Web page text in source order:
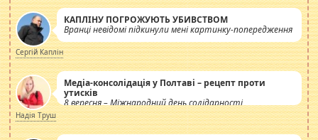
КАПЛІНУ ПОГРОЖУЮТЬ УБИВСТВОМ
Вранці невідомі підкинули мені картинку-попередження
Сергій Каплін
Медіа-консолідація у Полтаві – рецепт проти
утисків
8 вересня – Міжнародний день солідарності
журналістів.
Надія Труш